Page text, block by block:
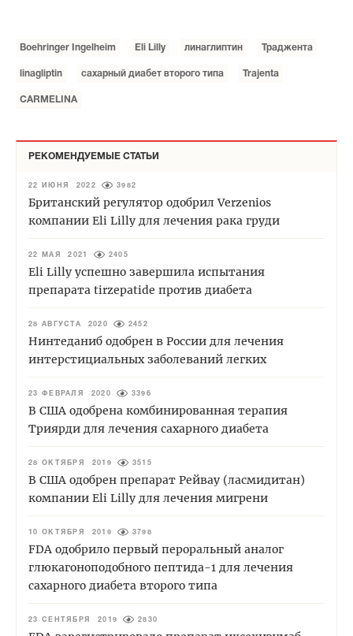
Boehringer Ingelheim Eli Lilly линаглиптин Траджента
linagliptin сахарный диабет второго типа Trajenta
CARMELINA
РЕКОМЕНДУЕМЫЕ СТАТЬИ
22 ИЮНЯ 2022 3982
Британский регулятор одобрил Verzenios
компании Eli Lilly для лечения рака груди
22 МАЯ 2021 2405
Eli Lilly успешно завершила испытания
препарата tirzepatide против диабета
28 АВГУСТА 2020 2452
Нинтеданиб одобрен в России для лечения
интерстициальных заболеваний легких
23 ФЕВРАЛЯ 2020 3396
В США одобрена комбинированная терапия
Триярди для лечения сахарного диабета
28 ОКТЯБРЯ 2019 3515
В США одобрен препарат Рейвау (ласмидитан)
компании Eli Lilly для лечения мигрени
10 ОКТЯБРЯ 2019 3798
FDA одобрило первый пероральный аналог
глюкагоноподобного пептида-1 для лечения
сахарного диабета второго типа
23 СЕНТЯБРЯ 2019 2830